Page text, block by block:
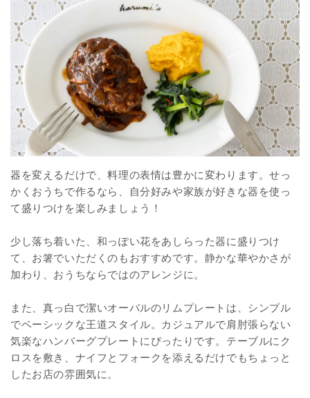
器を変えるだけで、料理の表情は豊かに変わります。せっ
かくおうちで作るなら、自分好みや家族が好きな器を使っ
て盛りつけを楽しみましょう！
少し落ち着いた、和っぽい花をあしらった器に盛りつけ
て、お箸でいただくのもおすすめです。静かな華やかさが
加わり、おうちならではのアレンジに。
また、真っ白で潔いオーバルのリムプレートは、シンプル
でベーシックな王道スタイル。カジュアルで肩肘張らない
気楽なハンバーグプレートにぴったりです。テーブルにク
ロスを敷き、ナイフとフォークを添えるだけでもちょっと
したお店の雰囲気に。